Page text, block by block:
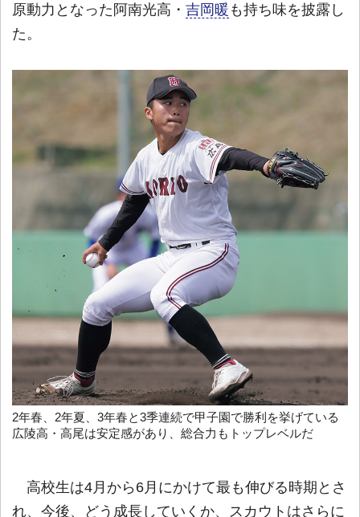
原動力となった阿南光高・ 吉岡暖 も持ち味を披露し
た。
2年春、2年夏、3年春と3季連続で甲子園で勝利を挙げている
広陵高・高尾は安定感があり、総合力もトップレベルだ
高校生は4月から6月にかけて最も伸びる時期とさ
れ、今後、どう成長していくか、スカウトはさらに